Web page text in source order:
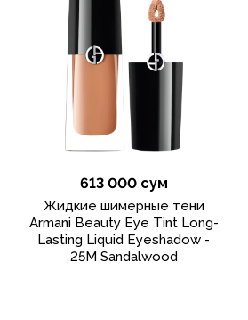
613 000 сум
Жидкие шимерные тени
Armani Beauty Eye Tint Long-
Lasting Liquid Eyeshadow -
25M Sandalwood